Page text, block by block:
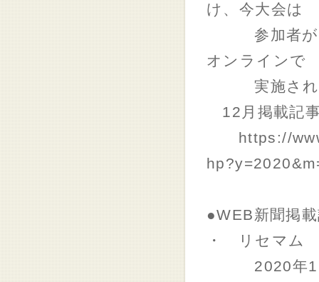
け、今大会は
参加者が自
オンラインで
実施され
12月掲載
https://
●WEB新聞掲
・ リセマム
2020年12